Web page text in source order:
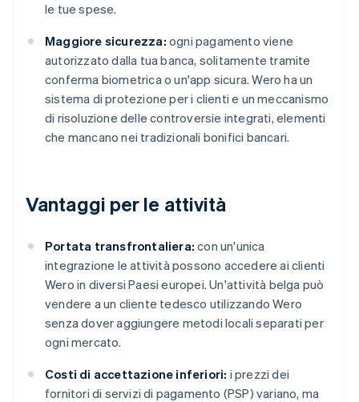
le tue spese.
Maggiore sicurezza: ogni pagamento viene
autorizzato dalla tua banca, solitamente tramite
conferma biometrica o un'app sicura. Wero ha un
sistema di protezione per i clienti e un meccanismo
di risoluzione delle controversie integrati, elementi
che mancano nei tradizionali bonifici bancari.
Vantaggi per le attività
Portata transfrontaliera: con un'unica
integrazione le attività possono accedere ai clienti
Wero in diversi Paesi europei. Un'attività belga può
vendere a un cliente tedesco utilizzando Wero
senza dover aggiungere metodi locali separati per
ogni mercato.
Costi di accettazione inferiori: i prezzi dei
fornitori di servizi di pagamento (PSP) variano, ma